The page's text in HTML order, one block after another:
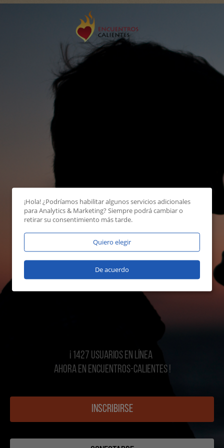
¡ 1427 USUARIOS EN LÍNEA
AHORA EN Encuentros-calientes !
INSCRIBIRSE
¡Hola! ¿Podríamos habilitar algunos servicios adicionales
paraAnalytics & Marketing? Siempre podrá cambiar o
retirar su consentimiento más tarde.
Quiero elegir
De acuerdo